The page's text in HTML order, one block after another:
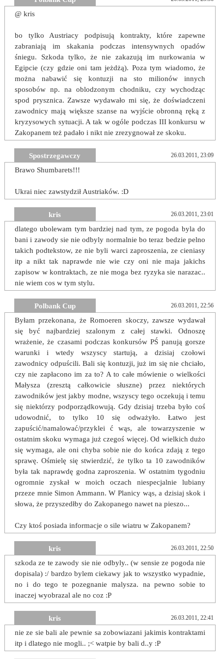
@ kris
bo tylko Austriacy podpisują kontrakty, które zapewne
zabraniają im skakania podczas intensywnych opadów
śniegu. Szkoda tylko, że nie zakazują im nurkowania w
Egipcie (czy gdzie oni tam jeżdżą). Poza tym wiadomo, że
można nabawić się kontuzji na sto milionów innych
sposobów np. na oblodzonym chodniku, czy wychodząc
spod prysznica. Zawsze wydawało mi się, że doświadczeni
zawodnicy mają większe szanse na wyjście obronną ręką z
kryzysowych sytuacji. A tak w ogóle podczas III konkursu w
Zakopanem też padało i nikt nie zrezygnował ze skoku.
Spostrzegawczy 26.03.2011, 23:09
Brawo Shumbarets!!!
Ukrai niec zawstydził Austriaków. :D
kris 26.03.2011, 23:01
dlatego ubolewam tym bardziej nad tym, ze pogoda byla do
bani i zawody sie nie odbyly normalnie bo teraz bedzie pelno
takich podtekstow, ze nie byli warci zaproszenia, ze cieniasy
itp a nikt tak naprawde nie wie czy oni nie maja jakichs
zapisow w kontraktach, ze nie moga bez ryzyka sie narazac..
nie wiem cos w tym stylu.
Polbank Cup 26.03.2011, 22:56
Byłam przekonana, że Romoeren skoczy, zawsze wydawał
się być najbardziej szalonym z całej stawki. Odnoszę
wrażenie, że czasami podczas konkursów PŚ panują gorsze
warunki i wtedy wszyscy startują, a dzisiaj czołowi
zawodnicy odpuścili. Bali się kontuzji, już im się nie chciało,
czy nie zapłacono im za to? A to całe mówienie o wielkości
Małysza (zresztą całkowicie słuszne) przez niektórych
zawodników jest jakby modne, wszyscy tego oczekują i temu
się niektórzy podporządkowują. Gdy dzisiaj trzeba było coś
udowodnić, to tylko 10 się odważyło. Łatwo jest
zapuścić/namalować/przyklei ć wąs, ale towarzyszenie w
ostatnim skoku wymaga już czegoś więcej. Od wielkich dużo
się wymaga, ale oni chyba sobie nie do końca zdają z tego
sprawę. Ośmielę się stwierdzić, że tylko ta 10 zawodników
była tak naprawdę godna zaproszenia. W ostatnim tygodniu
ogromnie zyskał w moich oczach niespecjalnie lubiany
przeze mnie Simon Ammann. W Planicy wąs, a dzisiaj skok i
słowa, że przyszedłby do Zakopanego nawet na pieszo...
Czy ktoś posiada informacje o sile wiatru w Zakopanem?
kris 26.03.2011, 22:50
szkoda ze te zawody sie nie odbyly.. (w sensie ze pogoda nie
dopisala) :/ bardzo bylem ciekawy jak to wszystko wypadnie,
no i do tego te pozegnanie malysza. na pewno sobie to
inaczej wyobrazal ale no coz :P
kris 26.03.2011, 22:41
nie ze sie bali ale pewnie sa zobowiazani jakimis kontraktami
itp i dlatego nie mogli.. ;< watpie by bali d..y :P